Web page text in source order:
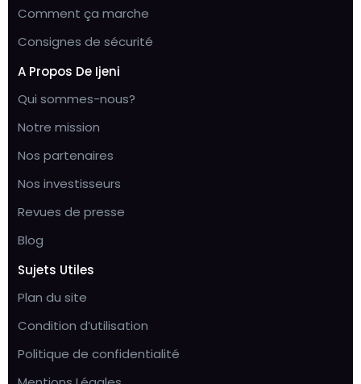
Comment ça marche
Consignes de sécurité
A Propos De Ijeni
Qui sommes-nous?
Notre mission
Nos partenaires
Nos investisseurs
Revues de presse
Blog
Sujets Utiles
Plan du site
Condition d’utilisation
Politique de confidentialité